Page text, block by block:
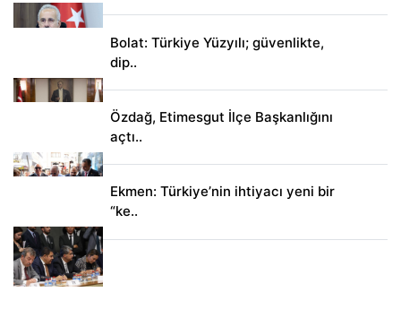
Bolat: Türkiye Yüzyılı; güvenlikte,
dip..
Özdağ, Etimesgut İlçe Başkanlığını
açtı..
Ekmen: Türkiye’nin ihtiyacı yeni bir
“ke..